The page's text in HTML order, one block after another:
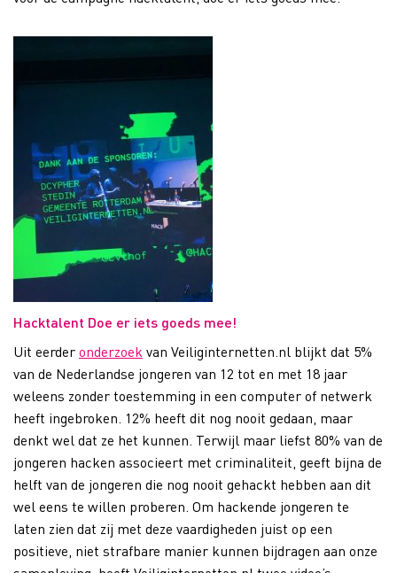
Hacktalent Doe er iets goeds mee!
Uit eerderonderzoek van Veiliginternetten.nl blijkt dat 5%
van de Nederlandse jongeren van 12 tot en met 18 jaar
weleens zonder toestemming in een computer of netwerk
heeft ingebroken. 12% heeft dit nog nooit gedaan, maar
denkt wel dat ze het kunnen. Terwijl maar liefst 80% van de
jongeren hacken associeert met criminaliteit, geeft bijna de
helft van de jongeren die nog nooit gehackt hebben aan dit
wel eens te willen proberen. Om hackende jongeren te
laten zien dat zij met deze vaardigheden juist op een
positieve, niet strafbare manier kunnen bijdragen aan onze